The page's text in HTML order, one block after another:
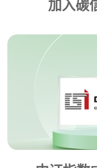
加入碳